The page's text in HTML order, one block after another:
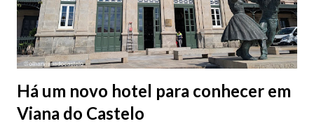
Há um novo hotel para conhecer em
Viana do Castelo